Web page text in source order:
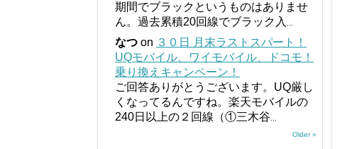
期間でブラックというものはありませ
ん。過去累積20回線でブラック入
なつ on ３０日 月末ラストスパート！
UQモバイル、ワイモバイル、ドコモ！
乗り換えキャンペーン！
ご回答ありがとうございます。UQ厳し
くなってるんですね。楽天モバイルの
240日以上の２回線（①三木谷
Older »